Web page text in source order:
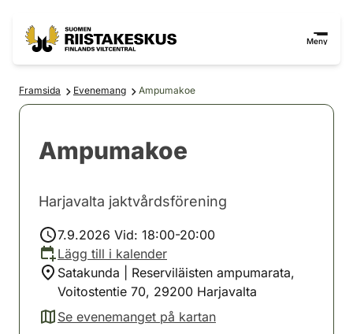
Meny
Framsida Evenemang Ampumakoe
Ampumakoe
Harjavalta jaktvårdsförening
7.9.2026 Vid: 18:00-20:00
Lägg till i kalender
Satakunda | Reserviläisten ampumarata,
Voitostentie 70, 29200 Harjavalta
Se evenemanget på kartan
(avautuu uuteen välilehteen)